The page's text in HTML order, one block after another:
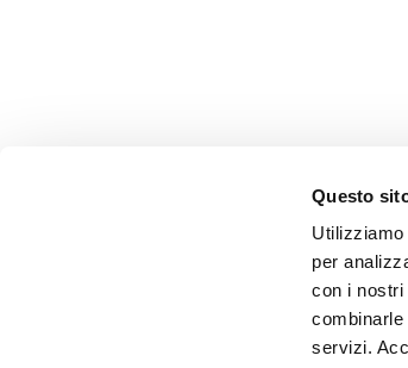
Questo
per
con i nostri
servizi.